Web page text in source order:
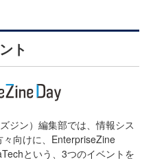
ト
ジン）編集部では、情報シス
向けに、EnterpriseZine
という、3つのイベントを